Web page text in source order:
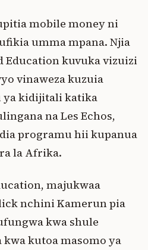
mobile money ni
umma mpana. Njia
Education kuvuka vizuizi
vinaweza kuzuia
ya kidijitali katika
na Les Echos,
programu hii kupanua
la Afrika.
majukwaa
nchini Kamerun pia
kwa shule
kutoa masomo ya